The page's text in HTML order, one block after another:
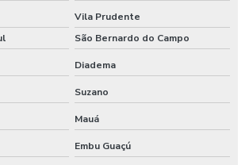
Bopp Adesiva No Paraná
Para Móveis Rs
Removíveis
Tag Para Roupas
Térmicas Adesivas No Paraná
Vila Prudente
São Bernardo do Campo
Diadema
Suzano
Mauá
Embu Guaçú